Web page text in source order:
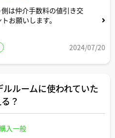
は仲介手数料の値引き交
お願いします。
2024/07/20
ルームに使われていた
？
入一般